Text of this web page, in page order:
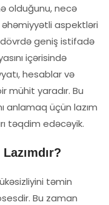
olduğunu, necə
aspektləri
dövrdə geniş istifadə
içərisində
hesablar və
mühit yaradır. Bu
anlamaq üçün lazım
təqdim edəcəyik.
təmin
Bu zaman